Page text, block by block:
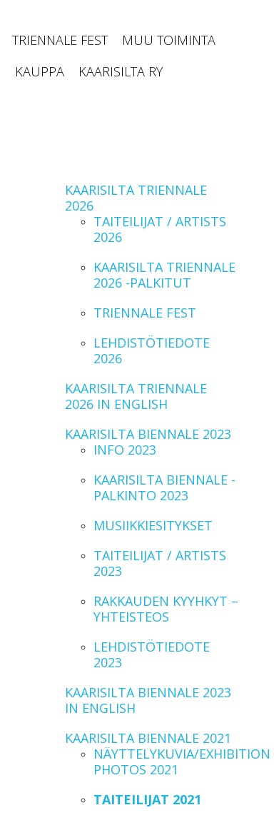
TRIENNALE FEST
MUU TOIMINTA
KAUPPA
KAARISILTA RY
KAARISILTA TRIENNALE
2026
TAITEILIJAT / ARTISTS
2026
KAARISILTA TRIENNALE
2026 -PALKITUT
TRIENNALE FEST
LEHDISTÖTIEDOTE
2026
KAARISILTA TRIENNALE
2026 IN ENGLISH
KAARISILTA BIENNALE 2023
INFO 2023
KAARISILTA BIENNALE -
PALKINTO 2023
MUSIIKKIESITYKSET
TAITEILIJAT / ARTISTS
2023
RAKKAUDEN KYYHKYT –
YHTEISTEOS
LEHDISTÖTIEDOTE
2023
KAARISILTA BIENNALE 2023
IN ENGLISH
KAARISILTA BIENNALE 2021
NÄYTTELYKUVIA/EXHIBITION
PHOTOS 2021
TAITEILIJAT 2021